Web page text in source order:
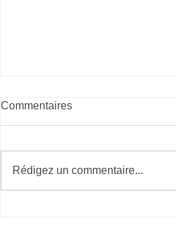
Commentaires
Rédigez un commentaire...